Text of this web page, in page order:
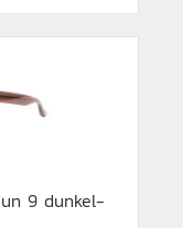
9 dunkel-